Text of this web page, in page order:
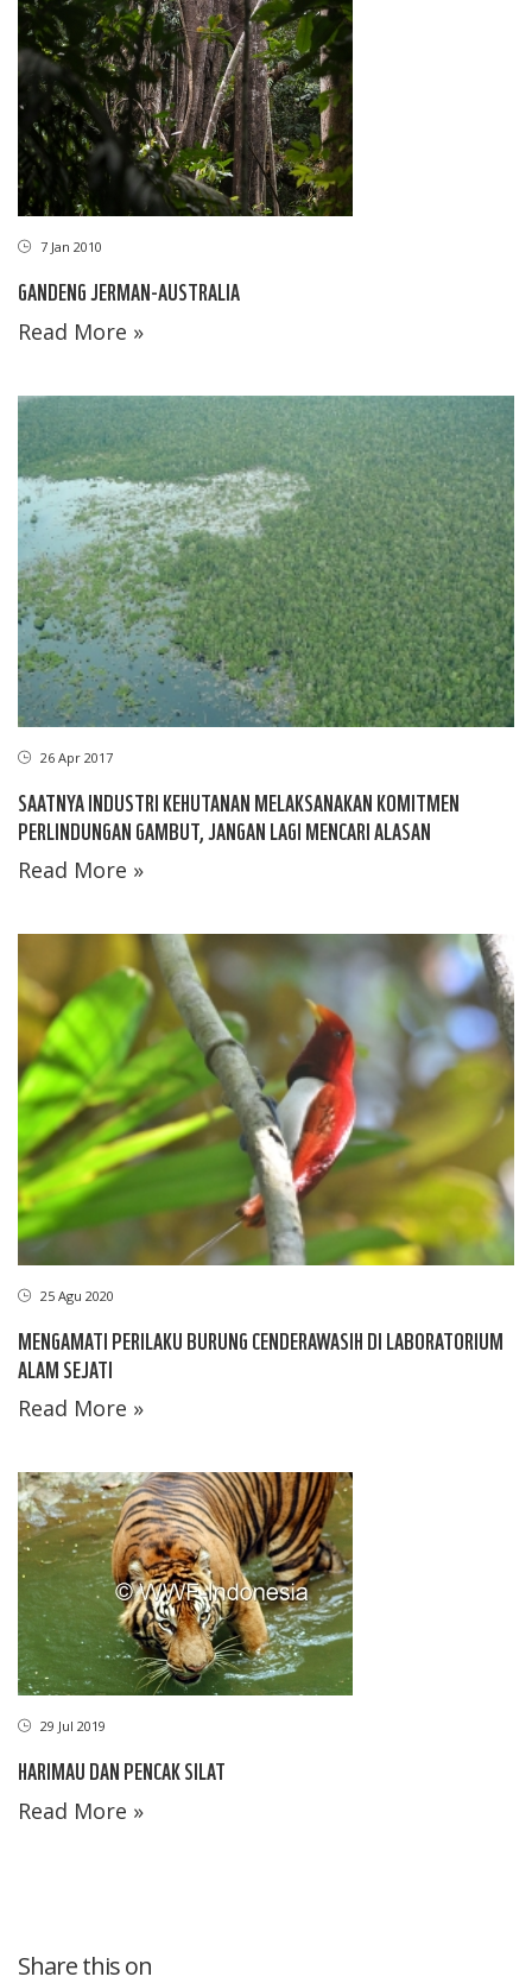
7 Jan 2010
GANDENG JERMAN-AUSTRALIA
Read More »
26 Apr 2017
SAATNYA INDUSTRI KEHUTANAN MELAKSANAKAN KOMITMEN
PERLINDUNGAN GAMBUT, JANGAN LAGI MENCARI ALASAN
Read More »
25 Agu 2020
MENGAMATI PERILAKU BURUNG CENDERAWASIH DI LABORATORIUM
ALAM SEJATI
Read More »
29 Jul 2019
HARIMAU DAN PENCAK SILAT
Read More »
Share this on